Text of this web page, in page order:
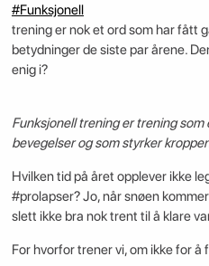
#Funksjonell
trening er nok et ord som har fått
betydninger de siste par årene.
enig i?
Funksjonell trening er trening
bevegelser og som styrker
Hvilken tid på året opplever ikke
#prolapser? Jo, når snøen
slett ikke bra nok trent til å klare
For hvorfor trener vi, om ikke for å